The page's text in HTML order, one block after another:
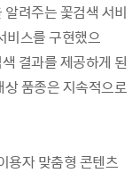
려주는 꽃검색 서비
스를 구현했으
결과를 제공하게 된
품종은 지속적으로
용자 맞춤형 콘텐츠